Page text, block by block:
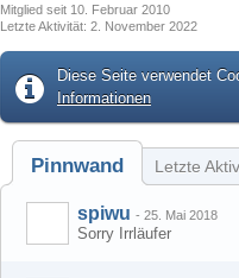
Mitglied seit 10. Februar 2010
Letzte Aktivität 2. November 2022
Diese Seite verwendet
Informationen
Pinnwand Letzte
spiwu - 25. Mai 2018
Sorry Irrläufer